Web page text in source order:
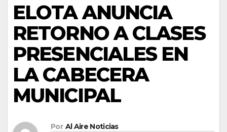
ELOTA ANUNCIA
RETORNO A CLASES
PRESENCIALES EN
LA CABECERA
MUNICIPAL
Por Al Aire Noticias